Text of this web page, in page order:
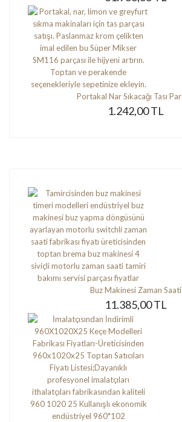
Portakal Nar Sıkacağı Tası
1.242,00 TL
Buz Makinesi Zaman Saati
11.385,00 TL